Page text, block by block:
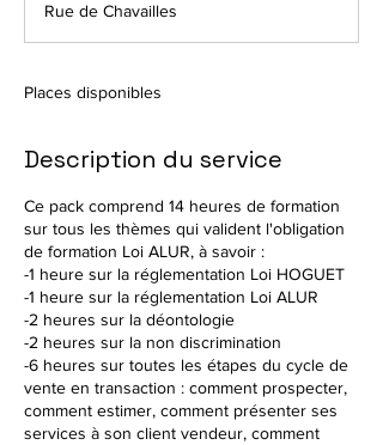
m
i
é
Rue de Chavailles
Places disponibles
Description du service
Ce pack comprend 14 heures de formation
sur tous les thèmes qui valident l'obligation
de formation Loi ALUR, à savoir :
-1 heure sur la réglementation Loi HOGUET
-1 heure sur la réglementation Loi ALUR
-2 heures sur la déontologie
-2 heures sur la non discrimination
-6 heures sur toutes les étapes du cycle de
vente en transaction : comment prospecter,
comment estimer, comment présenter ses
services à son client vendeur, comment